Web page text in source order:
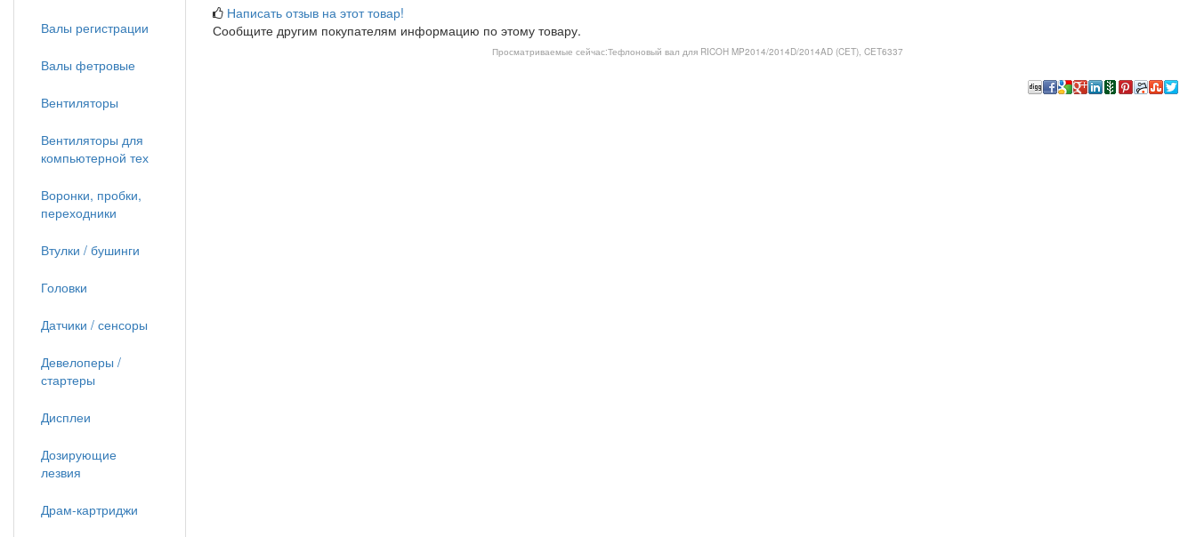
Написать отзыв на этот товар!
Сообщите другим покупателям информацию по этому товару.
Просматриваемые сейчас:Тефлоновый вал для RICOH MP2014/2014D/2014AD (CET), CET6337
Валы регистрации
Валы фетровые
Вентиляторы
Вентиляторы для
компьютерной тех
Воронки, пробки,
переходники
Втулки / бушинги
Головки
Датчики / сенсоры
Девелоперы /
стартеры
Дисплеи
Дозирующие
лезвия
Драм-картриджи